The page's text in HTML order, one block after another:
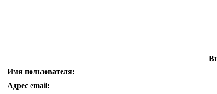
Имя пользователя:
Адрес email: